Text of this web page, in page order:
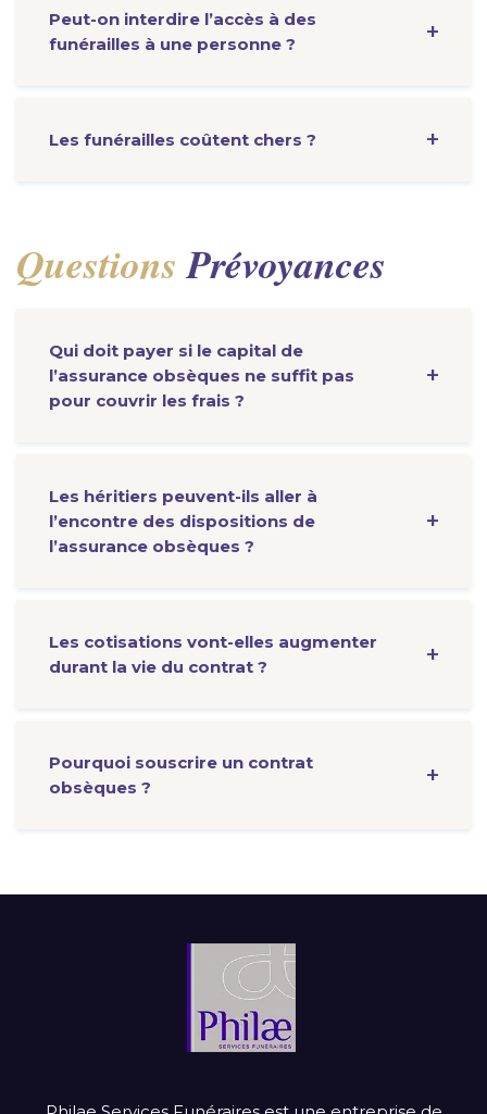
Peut-on interdire l’accès à des
funérailles à une personne ?
Les funérailles coûtent chers ?
QuestionsPrévoyances
Qui doit payer si le capital de
l’assurance obsèques ne suffit pas
pour couvrir les frais ?
Les héritiers peuvent-ils aller à
l’encontre des dispositions de
l’assurance obsèques ?
Les cotisations vont-elles augmenter
durant la vie du contrat ?
Pourquoi souscrire un contrat
obsèques ?